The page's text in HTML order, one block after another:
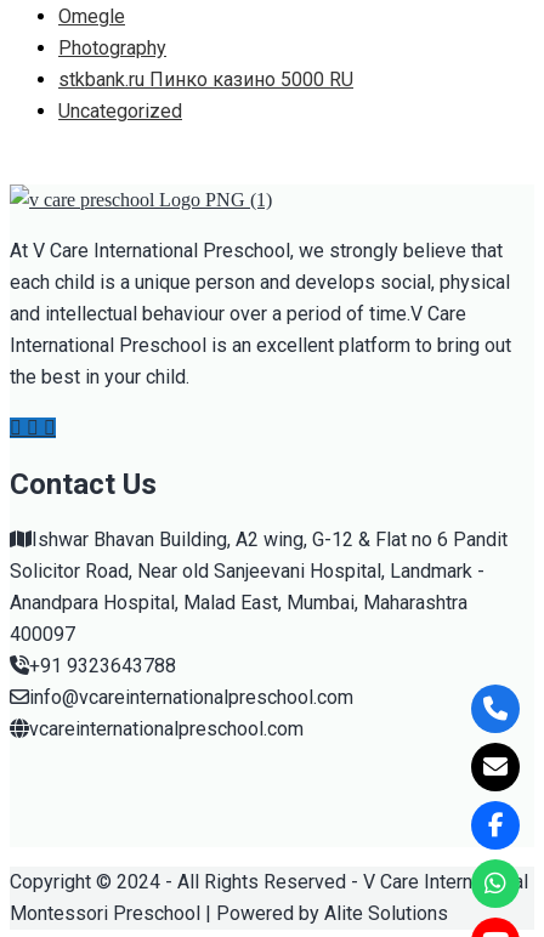
Omegle
Photography
stkbank.ru Пинко казино 5000 RU
Uncategorized
At V Care International Preschool, we strongly believe that
each child is a unique person and develops social, physical
and intellectual behaviour over a period of time.V Care
International Preschool is an excellent platform to bring out
the best in your child.
Contact Us
Ishwar Bhavan Building, A2 wing, G-12 & Flat no 6 Pandit
Solicitor Road, Near old Sanjeevani Hospital, Landmark -
Anandpara Hospital, Malad East, Mumbai, Maharashtra
400097
+91 9323643788
info@vcareinternationalpreschool.com
vcareinternationalpreschool.com
Copyright © 2024 - All Rights Reserved - V Care International
Montessori Preschool | Powered by Alite Solutions